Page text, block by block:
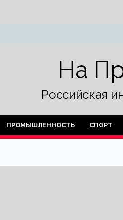
На
Российская
ПРОМЫШЛЕННОСТЬ СПОРТ